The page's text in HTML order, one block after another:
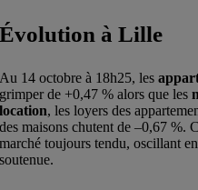
Évolution à Lille
Au 14 octobre à 18h25, les
grimper de +0,47 % alors que les
location, les loyers des
des maisons chutent de –0,67 %.
marché toujours tendu, oscillant
soutenue.